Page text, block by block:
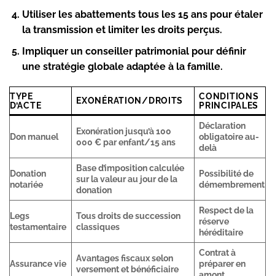
Utiliser les abattements tous les 15 ans pour étaler
la transmission et limiter les droits perçus.
Impliquer un conseiller patrimonial pour définir
une stratégie globale adaptée à la famille.
TYPE
D’ACTE
EXONÉRATION/DROITS
CONDITIONS
PRINCIPALES
Don manuel
Exonération jusqu’à 100
000 € par enfant/15 ans
Déclaration
obligatoire au-
delà
Donation
notariée
Base d’imposition calculée
sur la valeur au jour de la
donation
Possibilité de
démembrement
Legs
testamentaire
Tous droits de succession
classiques
Respect de la
réserve
héréditaire
Assurance vie
Avantages fiscaux selon
versement et bénéficiaire
Contrat à
préparer en